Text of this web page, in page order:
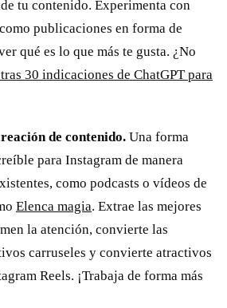
tu contenido. Experimenta con
publicaciones en forma de
qué es lo que más te gusta. ¿No
30 indicaciones de ChatGPT para
de contenido. Una forma
para Instagram de manera
como podcasts o vídeos de
Elenca magia. Extrae las mejores
la atención, convierte las
carruseles y convierte atractivos
Reels. ¡Trabaja de forma más